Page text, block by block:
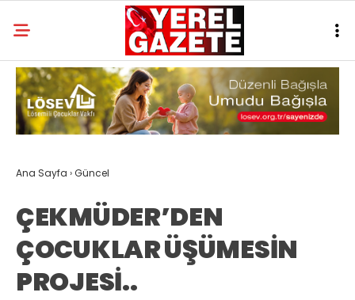
Ana Sayfa ›Güncel
ÇEKMÜDER’DEN
ÇOCUKLAR ÜŞÜMESİN
PROJESİ..